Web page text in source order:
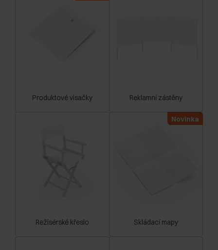
Produktové visačky Reklamní zástěny
Režisérské křeslo
Novinka
Skládací mapy